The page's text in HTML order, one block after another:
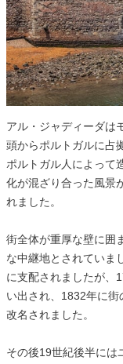
アル・ジャディーダは
頭からポルトガルに占
ポルトガル人によって
化が混ざり合った風景
れました。
街全体が重厚な壁に囲
な中継地とされていま
に支配されましたが、
い出され、1832年に
改名されました。
その後19世紀後半には